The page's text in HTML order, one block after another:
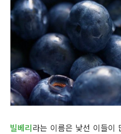
빌베리라는 이름은 낯선 이들이